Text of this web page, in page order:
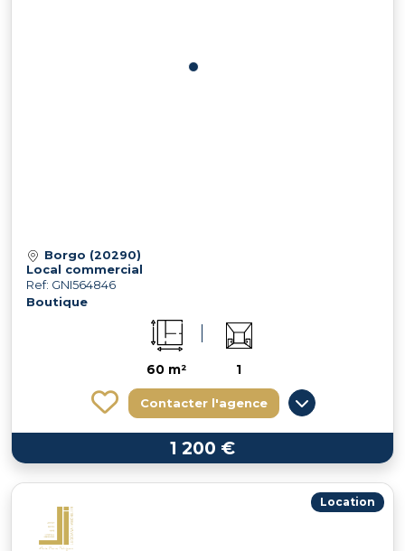
Borgo (20290)
Local commercial
Ref: GNI564846
Boutique
60 m² 1
Contacter l'agence
1 200 €
Location